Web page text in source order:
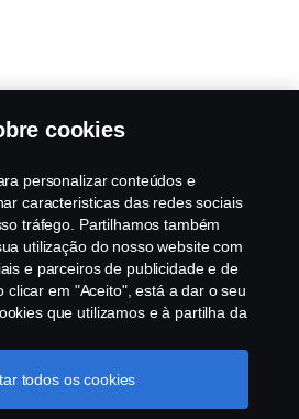
cookies
personalizar conteúdos e
caracteristicas das redes sociais
tráfego. Partilhamos também
utilização do nosso website com
e parceiros de publicidade e de
clicar em "Aceito", está a dar o seu
que utilizamos e à partilha da
visite a nossa secção de cookies,
ou como gerimos os seus
todos os cookies